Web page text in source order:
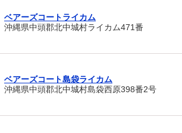
ベアーズコートライカム
沖縄県中頭郡北中城村ライカム471番
ベアーズコート島袋ライカム
沖縄県中頭郡北中城村島袋西原398番2号